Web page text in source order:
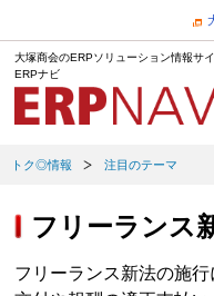
大塚商会のERPソリューション情報サ
ERPナビ
トク◎情報 注目のテーマ
フリーランス
フリーランス新法の施